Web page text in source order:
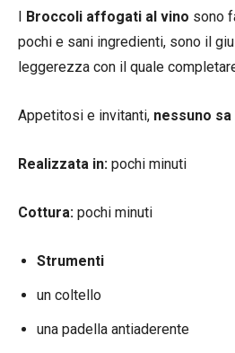
I Broccoli affogati al vino sono
pochi e sani ingredienti, sono il
leggerezza con il quale
Appetitosi e invitanti, nessuno
Realizzata in: pochi minuti
Cottura: pochi minuti
Strumenti
un coltello
una padella antiaderente